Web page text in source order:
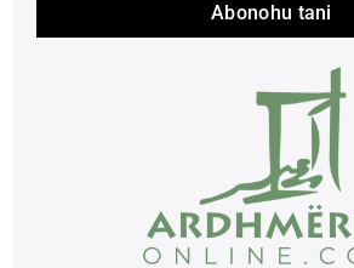
Abonohu tani